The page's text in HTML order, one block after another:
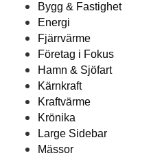
Bygg & Fastighet
Energi
Fjärrvärme
Företag i Fokus
Hamn & Sjöfart
Kärnkraft
Kraftvärme
Krönika
Large Sidebar
Mässor